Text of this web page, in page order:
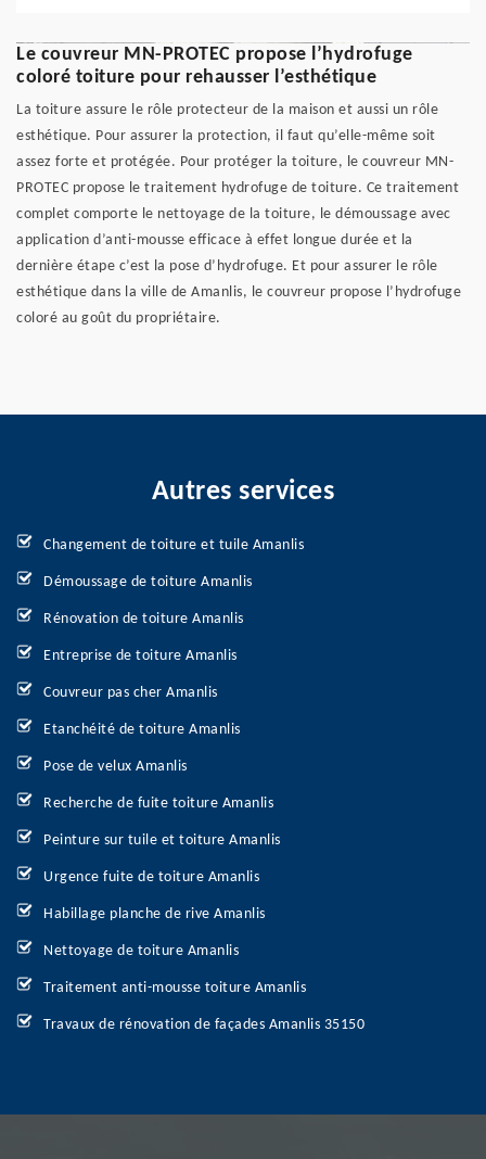
Le couvreur MN-PROTEC propose l’hydrofuge
coloré toiture pour rehausser l’esthétique
La toiture assure le rôle protecteur de la maison et aussi un rôle
esthétique. Pour assurer la protection, il faut qu’elle-même soit
assez forte et protégée. Pour protéger la toiture, le couvreur MN-
PROTEC propose le traitement hydrofuge de toiture. Ce traitement
complet comporte le nettoyage de la toiture, le démoussage avec
application d’anti-mousse efficace à effet longue durée et la
dernière étape c’est la pose d’hydrofuge. Et pour assurer le rôle
esthétique dans la ville de Amanlis, le couvreur propose l’hydrofuge
coloré au goût du propriétaire.
Autres services
Changement de toiture et tuile Amanlis
Démoussage de toiture Amanlis
Rénovation de toiture Amanlis
Entreprise de toiture Amanlis
Couvreur pas cher Amanlis
Etanchéité de toiture Amanlis
Pose de velux Amanlis
Recherche de fuite toiture Amanlis
Peinture sur tuile et toiture Amanlis
Urgence fuite de toiture Amanlis
Habillage planche de rive Amanlis
Nettoyage de toiture Amanlis
Traitement anti-mousse toiture Amanlis
Travaux de rénovation de façades Amanlis 35150